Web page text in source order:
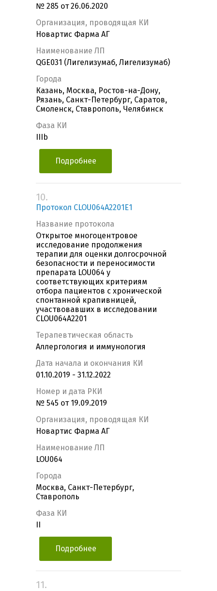
№ 285 от 26.06.2020
Организация, проводящая КИ
Новартис Фарма АГ
Наименование ЛП
QGE031 (Лигелизумаб, Лигелизумаб)
Города
Казань, Москва, Ростов-на-Дону,
Рязань, Санкт-Петербург, Саратов,
Смоленск, Ставрополь, Челябинск
Фаза КИ
IIIb
Подробнее
10.
Протокол CLOU064A2201E1
Название протокола
Открытое многоцентровое
исследование продолжения
терапии для оценки долгосрочной
безопасности и переносимости
препарата LOU064 у
соответствующих критериям
отбора пациентов с хронической
спонтанной крапивницей,
участвовавших в исследовании
CLOU064A2201
Терапевтическая область
Аллергология и иммунология
Дата начала и окончания КИ
01.10.2019 - 31.12.2022
Номер и дата РКИ
№ 545 от 19.09.2019
Организация, проводящая КИ
Новартис Фарма АГ
Наименование ЛП
LOU064
Города
Москва, Санкт-Петербург,
Ставрополь
Фаза КИ
Подробнее
11.